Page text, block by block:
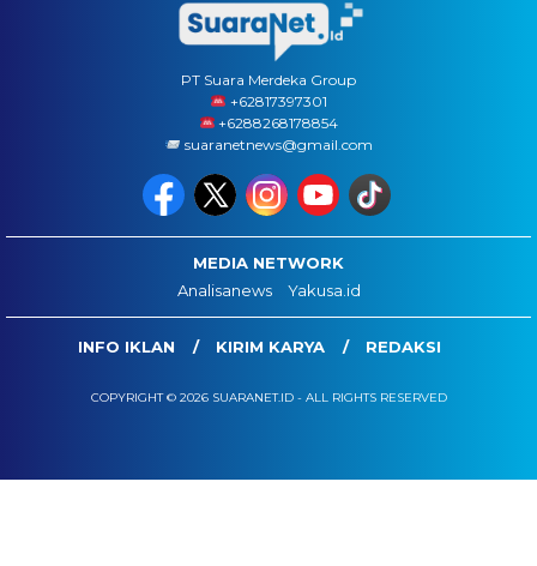
PT Suara Merdeka Group
‪+62817397301
+6288268178854
suaranetnews@gmail.com
MEDIA NETWORK
Analisanews
Yakusa.id
INFO IKLAN KIRIM KARYA REDAKSI
COPYRIGHT © 2026 SUARANET.ID - ALL RIGHTS RESERVED